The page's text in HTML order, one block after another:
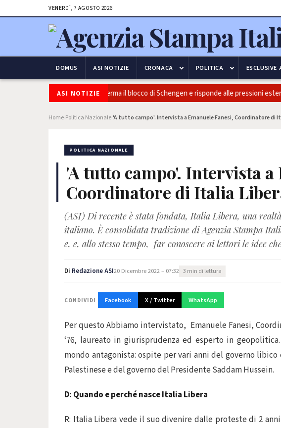
VENERDÌ, 7 AGOSTO 2026
DOMUS ASI NOTIZIE CRONACA POLITICA ESCLUSIVE
ASI NOTIZIE
e frontiere: l’Italia conferma il blocco di Schengen e risponde alle pressioni esterne
Home Politica Nazionale'A tutto campo'. Intervista a Emanuele Fanesi, Coordinatore di
POLITICA NAZIONALE
'A tutto campo'. Intervista a
Coordinatore di Italia
(ASI) Di recente è stata fondata, Italia Libera, una
italiano. È consolidata tradizione di Agenzia Stampa
e, e, allo stesso tempo, far conoscere ai lettori le idee
Di Redazione ASI20 Dicembre 2022 – 07:32 3 min di lettura
CONDIVIDI Facebook X / Twitter WhatsApp
Per questo Abbiamo intervistato, Emanuele Fanesi,
‘76, laureato in giurisprudenza ed esperto in
mondo antagonista: ospite per vari anni del governo
Palestinese e del governo del Presidente Saddam Hussein.
D: Quando e perché nasce Italia Libera
R: Italia Libera vede il suo divenire dalle proteste di 2